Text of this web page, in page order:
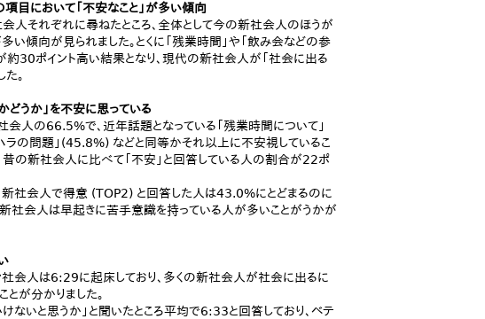
目において「不安なこと」が多い傾向
人それぞれに尋ねたところ、全体として今の新社会人のほうが
傾向が見られました。とくに「残業時間」や「飲み会などの参
30ポイント高い結果となり、現代の新社会人が「社会に出る
。
うか」を不安に思っている
会人の66.5%で、近年話題となっている「残業時間について」
ラの問題」(45.8%) などと同等かそれ以上に不安視しているこ
昔の新社会人に比べて「不安」と回答している人の割合が22ポ
新社会人で得意 (TOP2) と回答した人は43.0%にとどまるのに
社会人は早起きに苦手意識を持っている人が多いことがうかが
会人は6:29に起床しており、多くの新社会人が社会に出るに
とが分かりました。
ないと思うか」と聞いたところ平均で6:33と回答しており、ベテ